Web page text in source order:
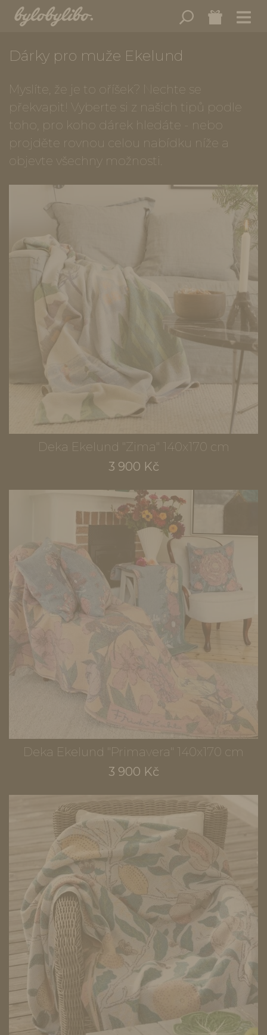
Dárky pro muže Ekelund
Myslíte, že je to oříšek? Nechte se
překvapit! Vyberte si z našich tipů podle
toho, pro koho dárek hledáte - nebo
projděte rovnou celou nabídku níže a
objevte všechny možnosti.
Deka Ekelund "Zima" 140x170 cm
3 900 Kč
Deka Ekelund "Primavera" 140x170 cm
3 900 Kč